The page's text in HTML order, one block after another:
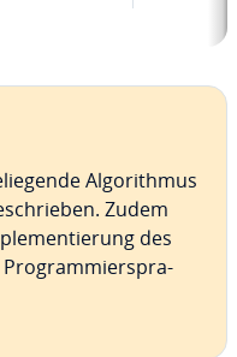
Al­go­rith­mus
Zudem
des
Pro­gram­mier­spra­